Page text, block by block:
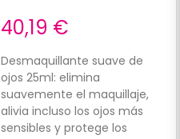
40,19 €
Desmaquillante suave de
ojos 25ml: elimina
suavemente el maquillaje,
alivia incluso los ojos más
sensibles y protege los